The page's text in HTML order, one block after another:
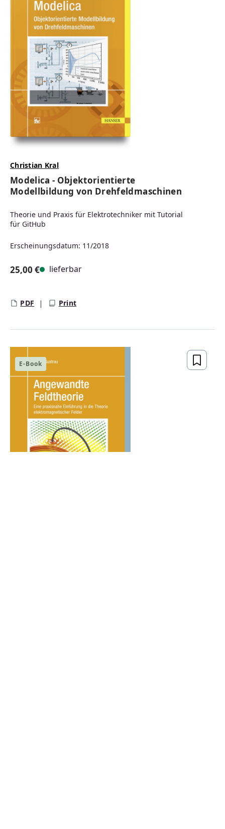
Christian Kral
Modelica - Objektorientierte
Modellbildung von Drehfeldmaschinen
Theorie und Praxis für Elektrotechniker mit Tutorial
für GitHub
Erscheinungsdatum: 11/2018
25,00 € lieferbar
PDF Print
E-Book